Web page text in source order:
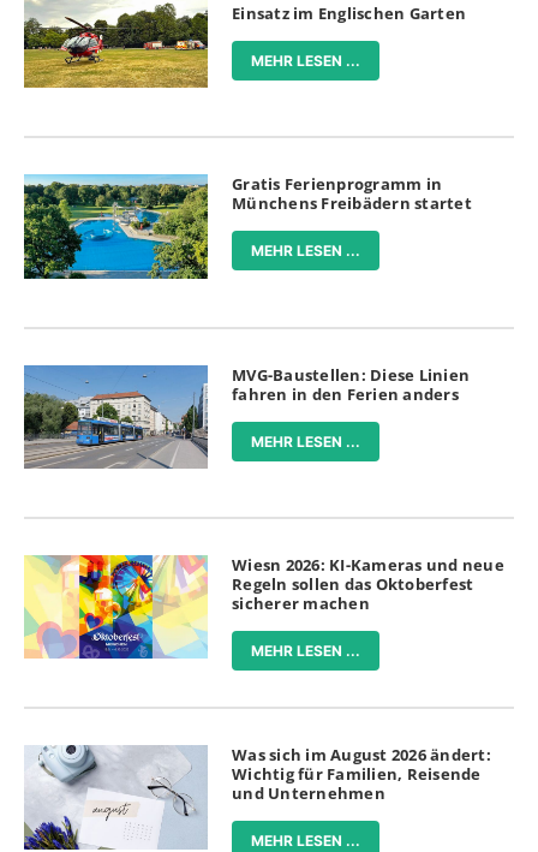
Einsatz im Englischen Garten
MEHR LESEN ...
Gratis Ferienprogramm in
Münchens Freibädern startet
MEHR LESEN ...
MVG-Baustellen: Diese Linien
fahren in den Ferien anders
MEHR LESEN ...
Wiesn 2026: KI-Kameras und neue
Regeln sollen das Oktoberfest
sicherer machen
MEHR LESEN ...
Was sich im August 2026 ändert:
Wichtig für Familien, Reisende
und Unternehmen
MEHR LESEN ...